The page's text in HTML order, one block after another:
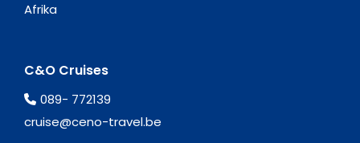
Afrika
C&O Cruises
089- 772139
cruise@ceno-travel.be